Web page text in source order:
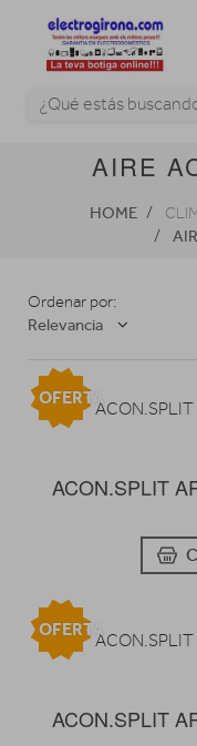
AIRE
HOME
Ordenar por:
Relevancia
ACON.SPLIT
OFERTA
ACON.SPLIT
OFERTA